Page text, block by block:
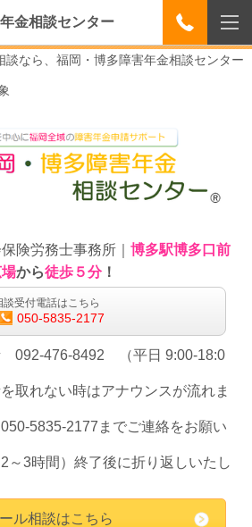
金相談センター
談なら、福岡・博多障害年金相談センター
険労務士事務所｜ 博多駅博多口前
から徒歩５分！
談受付電話はこちら
050-5835-2177
092-476-8492 （平日 9:00-18:0
取れない時はアナウンスが流れま
5835-2177までご連絡をお願い
～3時間）終了後に折り返しいたし
ル相談はこちら